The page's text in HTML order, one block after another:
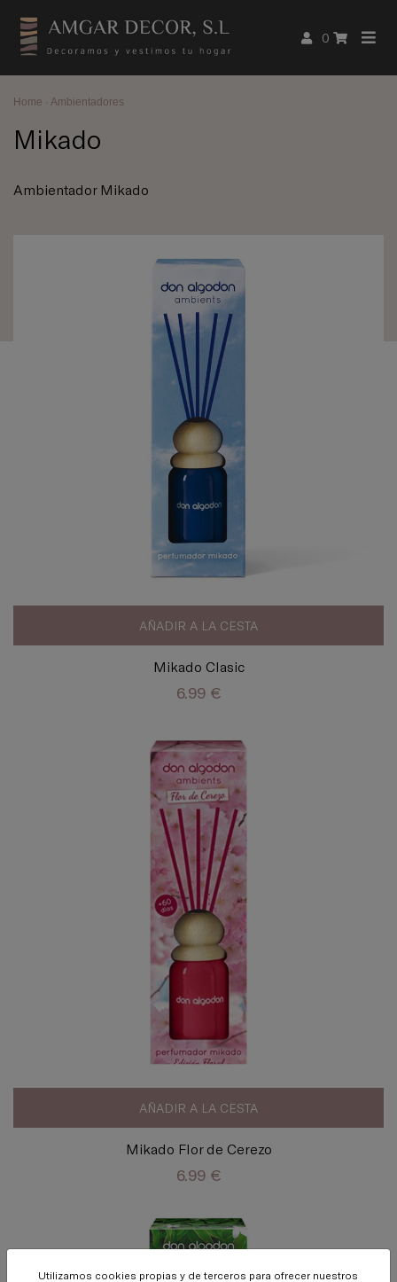
0
Home Ambientadores
Mikado
Ambientador Mikado
AÑADIR A LA CESTA
Mikado Clasic
6.99 €
AÑADIR A LA CESTA
Mikado Flor de Cerezo
6.99 €
Utilizamos cookies propias y de terceros para ofrecer nuestros